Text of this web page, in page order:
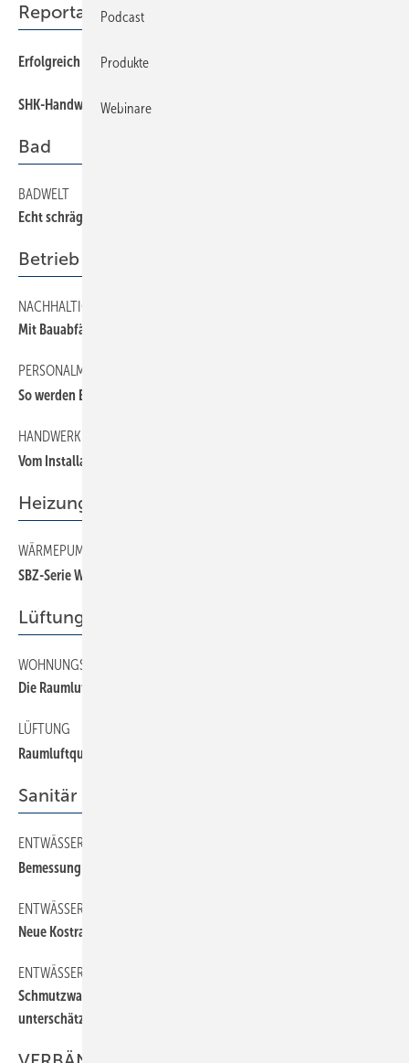
Reportage
Erfolgreich als Handwerkerin und Influencerin
SHK-Hand werk auf Facebook: authentisch und Spaß dabei
Bad
BADWELT
Echt schräg: Mehr Platz mit der Raumsparwanne
Betrieb
NACHHALTIGKEIT
Mit Bauabfällen umgehen: vermeiden, sortieren, recyceln
PERSONALMANAGEMENT
So werden Be triebe als Marke wahrgenommen
HANDWERK DIGITAL
Vo m Installateur zum Chef mit eigener Ausstellung
Heizung
WÄRMEPUMPE
SBZ-Serie Wärmepumpe: Teil 3 – Auslegung nach VDI 4645
Lüftung + Klima
WOHNUNGSLÜFTUNG
Die Raumluftqualität bleibt an erster Stelle
LÜFTUNG
Raumluftqualität und energetische Bewertung
Sanitär
ENTWÄSSERUNG
Bemessung von Regenentwässerungsanlagen
ENTWÄSSERUNG
Ne ue Kostra-Werte mit aktualisierten Regenmengen
ENTWÄSSERUNG
Schmutzwasserpumpen – notwendiges Know-how nicht
unterschätzen
Podcast
Produkte
Webinare